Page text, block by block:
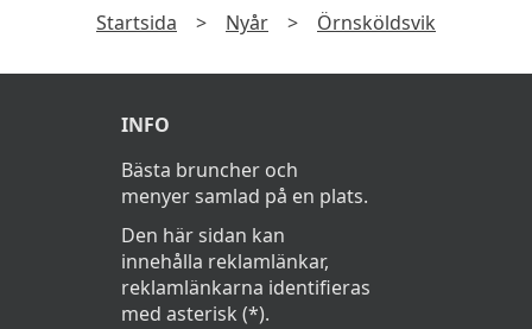
Startsida > Nyår > Örnsköldsvik
INFO
Bästa bruncher och
menyer samlad på en plats.
Den här sidan kan
innehålla reklamlänkar,
reklamlänkarna identifieras
med asterisk (*).